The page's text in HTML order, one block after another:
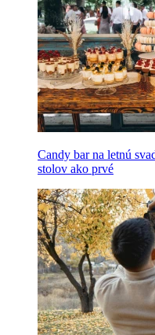
Candy bar na letnú
stolov ako prvé